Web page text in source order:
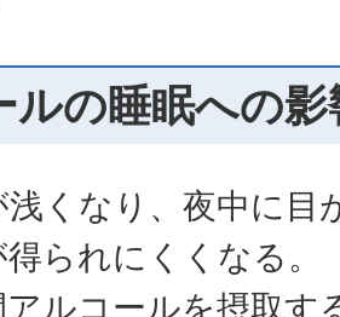
ルの睡眠への影
浅くなり、夜中に目
られにくくなる。
アルコールを摂取す